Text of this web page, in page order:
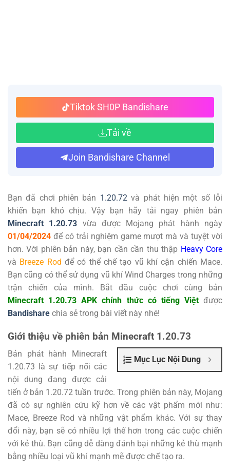
Tiktok SH0P Bandishare
Tải về
Join Bandishare Channel
Bạn đã chơi phiên bản 1.20.72 và phát hiện một số lỗi
khiến bạn khó chịu. Vậy bạn hãy tải ngay phiên bản
Minecraft 1.20.73 vừa được Mojang phát hành ngày
01/04/2024 để có trải nghiệm game mượt mà và tuyệt vời
hơn. Với phiên bản này, bạn cần cần thu thập Heavy Core
và Breeze Rod để có thể chế tạo vũ khí cận chiến Mace.
Bạn cũng có thể sử dụng vũ khí Wind Charges trong những
trận chiến của mình. Bắt đầu cuộc chơi cùng bản
Minecraft 1.20.73 APK chính thức có tiếng Việtđược
Bandishare chia sẻ trong bài viết này nhé!
Giới thiệu về phiên bản Minecraft 1.20.73
Mục Lục Nội Dung
Bản phát hành Minecraft
1.20.73 là sự tiếp nối các
nội dung đang được cải
tiến ở bản 1.20.72 tuần trước. Trong phiên bản này, Mojang
đã có sự nghiên cứu kỹ hơn về các vật phẩm mới như:
Mace, Breeze Rod và những vật phẩm khác. Với sự thay
đổi này, bạn sẽ có nhiều lợi thế hơn trong các cuộc chiến
với kẻ thù. Bạn cũng dễ dàng đánh bại những kẻ thù mạnh
bằng nhiều loại vũ khí mạnh mẽ được chế tạo ra.